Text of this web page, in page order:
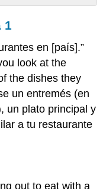
1
en [país].”
look at the
the dishes they
un entremés (en
un plato principal y
a tu restaurante
out to eat with a